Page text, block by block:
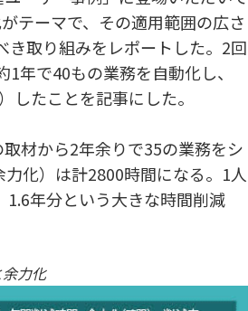
テーマで、その適用範囲の広さ
き取り組みをレポートした。2回
年で40もの業務を自動化し、
したことを記事にした。
材から2年余りで35の業務をシ
化）は計2800時間になる。1人
年分という大きな時間削減
力化